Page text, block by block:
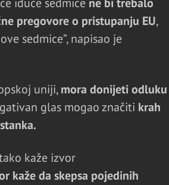
iduće sedmice ne bi trebalo
pregovore o pristupanju EU,
sedmice”, napisao je
uniji,mora donijeti odluku
glas mogao značiti krah
kaže izvor
kaže da skepsa pojedinih